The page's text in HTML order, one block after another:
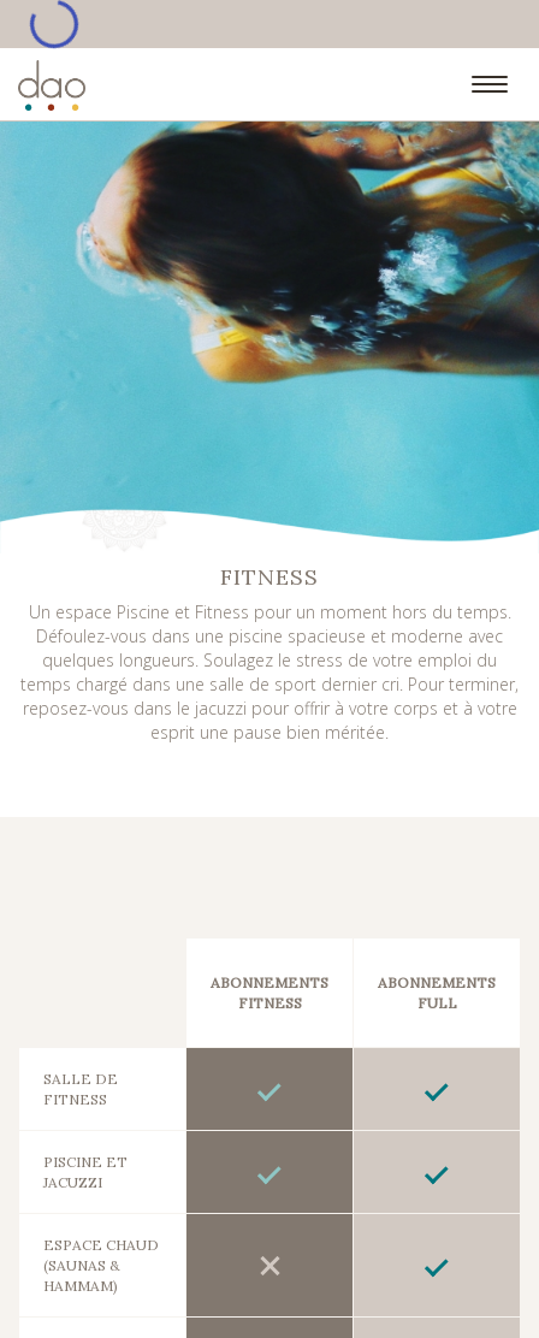
FITNESS
Un espace Piscine et Fitness pour un moment hors du temps.
Défoulez-vous dans une piscine spacieuse et moderne avec
quelques longueurs. Soulagez le stress de votre emploi du
temps chargé dans une salle de sport dernier cri. Pour terminer,
reposez-vous dans le jacuzzi pour offrir à votre corps et à votre
esprit une pause bien méritée.
ABONNEMENTS
FITNESS
ABONNEMENTS
FULL
SALLE DE
FITNESS
PISCINE ET
JACUZZI
ESPACE CHAUD
(SAUNAS &
HAMMAM)